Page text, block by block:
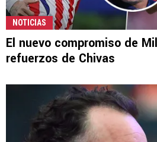
NOTICIAS
El nuevo compromiso de
refuerzos de Chivas